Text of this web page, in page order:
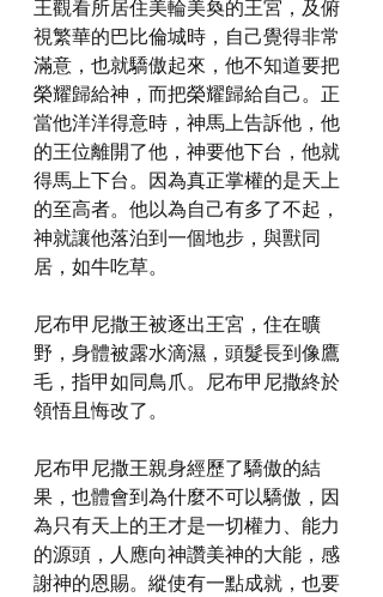
王觀看所居住美輪美奐的王宮，及俯
視繁華的巴比倫城時，自己覺得非常
滿意，也就驕傲起來，他不知道要把
榮耀歸給神，而把榮耀歸給自己。正
當他洋洋得意時，神馬上告訴他，他
的王位離開了他，神要他下台，他就
得馬上下台。因為真正掌權的是天上
的至高者。他以為自己有多了不起，
神就讓他落泊到一個地步，與獸同
居，如牛吃草。
尼布甲尼撒王被逐出王宮，住在曠
野，身體被露水滴濕，頭髮長到像鷹
毛，指甲如同鳥爪。尼布甲尼撒終於
領悟且悔改了。
尼布甲尼撒王親身經歷了驕傲的結
果，也體會到為什麼不可以驕傲，因
為只有天上的王才是一切權力、能力
的源頭，人應向神讚美神的大能，感
謝神的恩賜。縱使有一點成就，也要